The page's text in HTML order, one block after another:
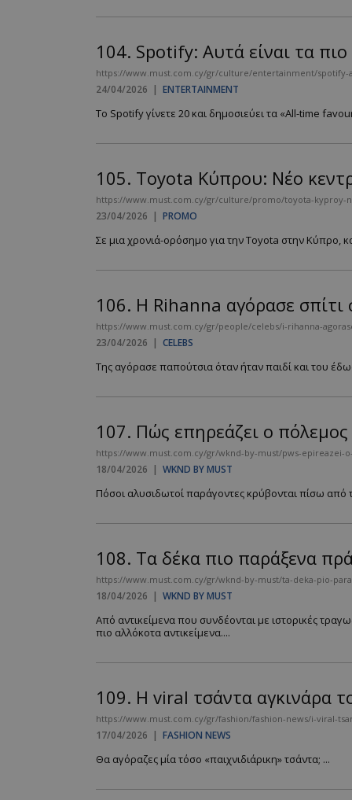
104. Spotify: Αυτά είναι τα
https://www.must.com.cy/gr/culture/entertainment/
24/04/2026 | ENTERTAINMENT
Το Spotify γίνετε 20 και δημοσιεύει τα «All-time
105. Toyota Κύπρου: Νέο
https://www.must.com.cy/gr/culture/promo/toyota-kyproy-
23/04/2026 | PROMO
Σε μια χρονιά-ορόσημο για την Toyota στην Κύπρο,
106. Η Rihanna αγόρασε
https://www.must.com.cy/gr/people/celebs/i-rihanna-
23/04/2026 | CELEBS
Της αγόρασε παπούτσια όταν ήταν παιδί και του
107. Πώς επηρεάζει ο
https://www.must.com.cy/gr/wknd-by-must/pws-epireazei-
18/04/2026 | WKND BY MUST
Πόσοι αλυσιδωτοί παράγοντες κρύβονται πίσω
108. Τα δέκα πιο παράξενα
https://www.must.com.cy/gr/wknd-by-must/ta-deka-pio-
18/04/2026 | WKND BY MUST
Από αντικείμενα που συνδέονται με ιστορικές
πιο αλλόκοτα αντικείμενα....
109. Η viral τσάντα αγκινάρα
https://www.must.com.cy/gr/fashion/fashion-news/i-viral-
17/04/2026 | FASHION NEWS
Θα αγόραζες μία τόσο «παιχνιδιάρικη» τσάντα; ...
PinToTopCookie
takeOverCookie
AdSphere-GDPR